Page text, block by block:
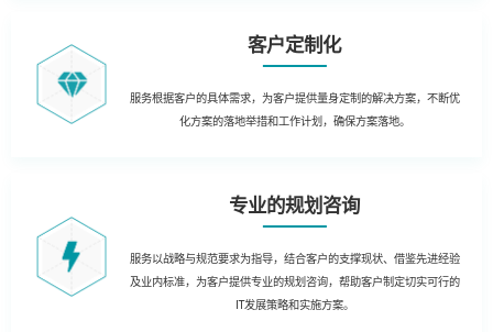
客户定制化
服务根据客户的具体需求，为客户提供量身定制的解决方案，不断优
化方案的落地举措和工作计划，确保方案落地。
专业的规划咨询
服务以战略与规范要求为指导，结合客户的支撑现状、借鉴先进经验
及业内标准，为客户提供专业的规划咨询，帮助客户制定切实可行的
IT发展策略和实施方案。